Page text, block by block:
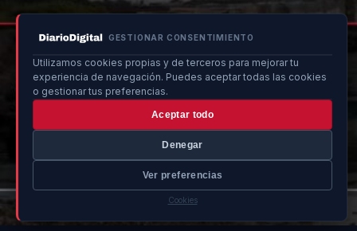
GESTIONAR CONSENTIMIENTO
Utilizamos cookies propias y de terceros para mejorar tu
experiencia de navegación. Puedes aceptar todas las cookies
o gestionar tus preferencias.
Aceptar todo
Denegar
Ver preferencias
Cookies